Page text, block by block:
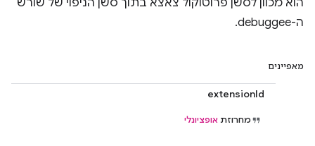
הוא מכוון לסשן פרוטוקול צאצא בתוך סשן הניפוי של שורש
ה-debuggee.
מאפיינים
extensionId
מחרוזת אופציונלי